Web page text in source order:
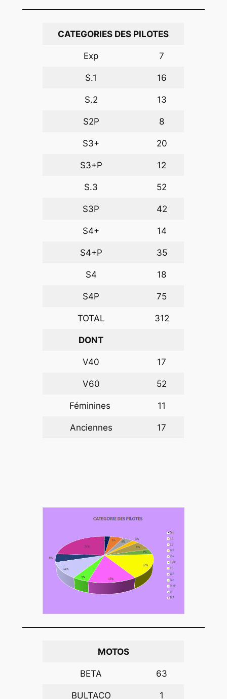
CATEGORIES DES PILOTES
Exp 7
S.1 16
S.2 13
S2P 8
S3+ 20
S3+P 12
S.3 52
S3P 42
S4+ 14
S4+P 35
S4 18
S4P 75
TOTAL 312
DONT
V40 17
V60 52
Féminines 11
Anciennes 17
MOTOS
BETA 63
BULTACO 1